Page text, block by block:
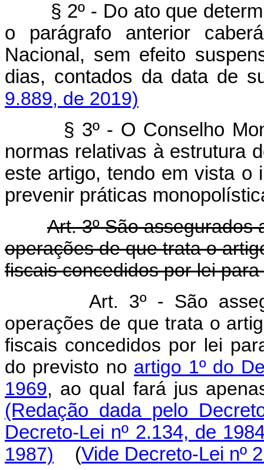
§ 2º - Do ato que
o parágrafo anterior
Nacional, sem efeito
dias, contados da data
9.889, de 2019)
§ 3º - O Conselho
normas relativas à estrutura
este artigo, tendo em vista o
prevenir práticas
Art. 3º São assegurados
operações de que trata o
fiscais concedidos por lei
Art. 3º - São
operações de que trata o
fiscais concedidos por lei
do previsto no artigo 1º do
1969, ao qual fará jus
(Redação dada pelo
Decreto-Lei nº 2.134, de
1987)
(Vide Decreto-Lei nº